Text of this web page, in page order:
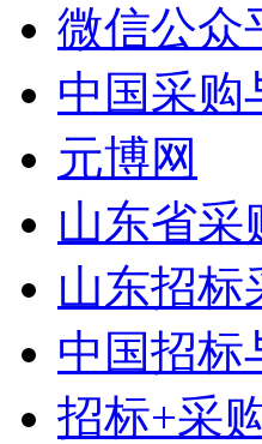
微信公众
中国采购
元博网
山东省采
山东招标
中国招标
招标+采